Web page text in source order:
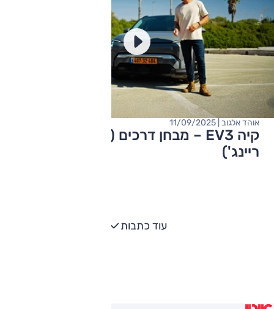
קיה EV3 – מבחן דרכים (אקזקיוטיב, לונג
ריינג')
אוהד אלגוב | 11/09/2025
עוד כתבות